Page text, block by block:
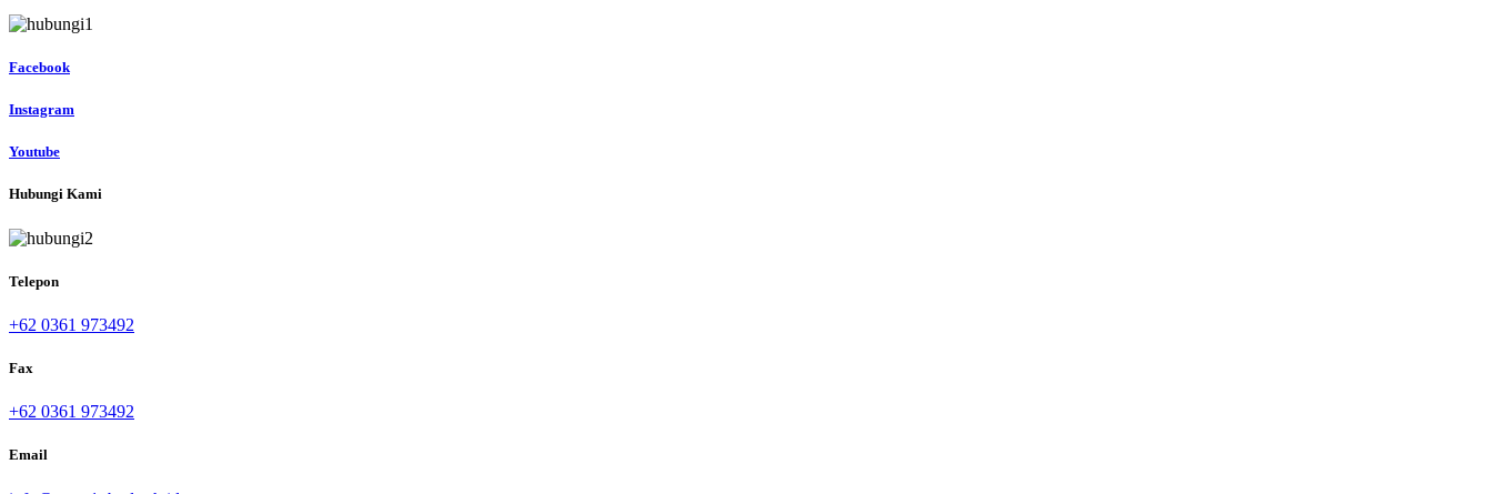
Facebook
Instagram
Youtube
Hubungi Kami
Telepon
+62 0361 973492
Fax
+62 0361 973492
Email